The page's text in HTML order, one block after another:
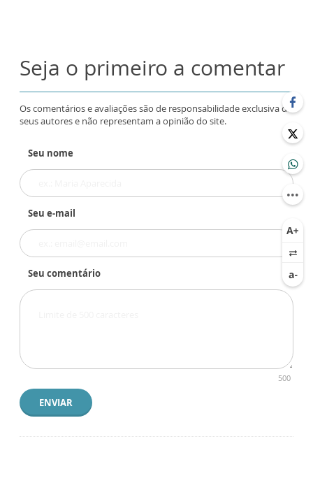
Seja o primeiro a comentar
Os comentários e avaliações são de responsabilidade exclusiva de
seus autores e não representam a opinião do site.
Seu nome
Seu e-mail
Seu comentário
500
ENVIAR